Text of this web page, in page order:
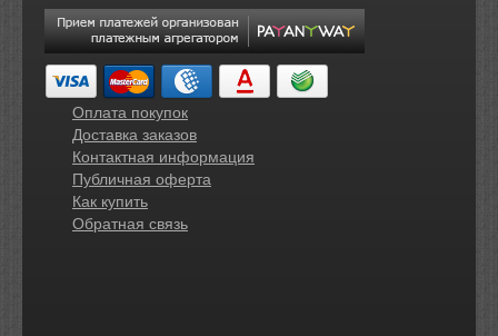
Оплата покупок
Доставка заказов
Контактная информация
Публичная оферта
Как купить
Обратная связь